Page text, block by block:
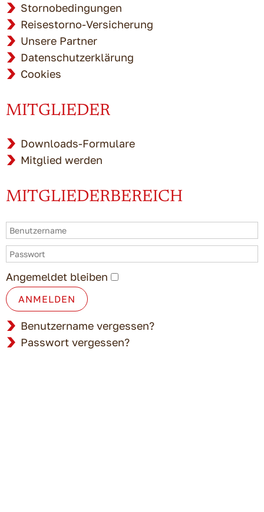
Stornobedingungen
Reisestorno-Versicherung
Unsere Partner
Datenschutzerklärung
Cookies
MITGLIEDER
Downloads-Formulare
Mitglied werden
MITGLIEDERBEREICH
Angemeldet bleiben
ANMELDEN
Benutzername vergessen?
Passwort vergessen?